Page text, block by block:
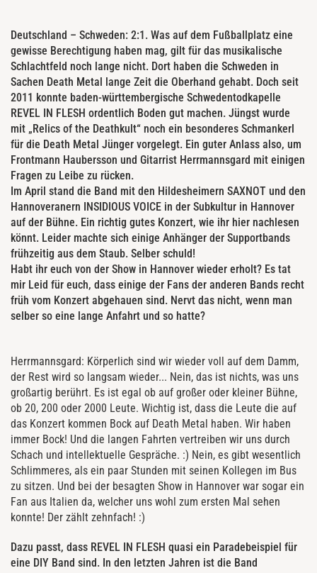
Deutschland – Schweden: 2:1. Was auf dem Fußballplatz eine
gewisse Berechtigung haben mag, gilt für das musikalische
Schlachtfeld noch lange nicht. Dort haben die Schweden in
Sachen Death Metal lange Zeit die Oberhand gehabt. Doch seit
2011 konnte baden-württembergische Schwedentodkapelle
REVEL IN FLESH ordentlich Boden gut machen. Jüngst wurde
mit „Relics of the Deathkult“ noch ein besonderes Schmankerl
für die Death Metal Jünger vorgelegt. Ein guter Anlass also, um
Frontmann Haubersson und Gitarrist Herrmannsgard mit einigen
Fragen zu Leibe zu rücken.
Im April stand die Band mit den Hildesheimern SAXNOT und den
Hannoveranern INSIDIOUS VOICE in der Subkultur in Hannover
auf der Bühne. Ein richtig gutes Konzert, wie ihr hier nachlesen
könnt. Leider machte sich einige Anhänger der Supportbands
frühzeitig aus dem Staub. Selber schuld!
Habt ihr euch von der Show in Hannover wieder erholt? Es tat
mir Leid für euch, dass einige der Fans der anderen Bands recht
früh vom Konzert abgehauen sind. Nervt das nicht, wenn man
selber so eine lange Anfahrt und so hatte?
Herrmannsgard: Körperlich sind wir wieder voll auf dem Damm,
der Rest wird so langsam wieder... Nein, das ist nichts, was uns
großartig berührt. Es ist egal ob auf großer oder kleiner Bühne,
ob 20, 200 oder 2000 Leute. Wichtig ist, dass die Leute die auf
das Konzert kommen Bock auf Death Metal haben. Wir haben
immer Bock! Und die langen Fahrten vertreiben wir uns durch
Schach und intellektuelle Gespräche. :) Nein, es gibt wesentlich
Schlimmeres, als ein paar Stunden mit seinen Kollegen im Bus
zu sitzen. Und bei der besagten Show in Hannover war sogar ein
Fan aus Italien da, welcher uns wohl zum ersten Mal sehen
konnte! Der zählt zehnfach! :)
Dazu passt, dass REVEL IN FLESH quasi ein Paradebeispiel für
eine DIY Band sind. In den letzten Jahren ist die Band